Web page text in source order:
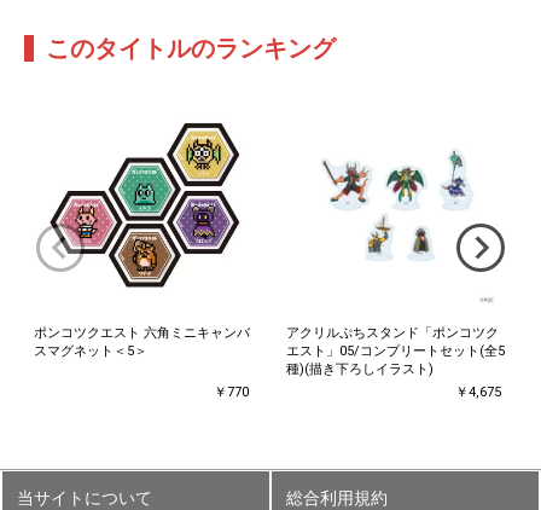
このタイトルのランキング
ポンコツクエスト 六角ミニキャンバ
スマグネット＜5＞
￥770
アクリルぷちスタンド「ポンコツク
エスト」05/コンプリートセット(全5
種)(描き下ろしイラスト)
￥4,675
当サイトについて 総合利用規約